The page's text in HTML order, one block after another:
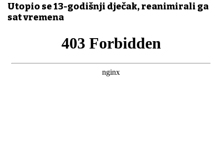
Utopio se 13-godišnji dječak, reanimirali ga
sat vremena